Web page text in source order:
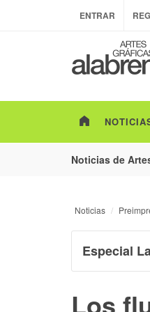
ENTRAR
Noticias de
de envases con un
Noticias
Especial
Los